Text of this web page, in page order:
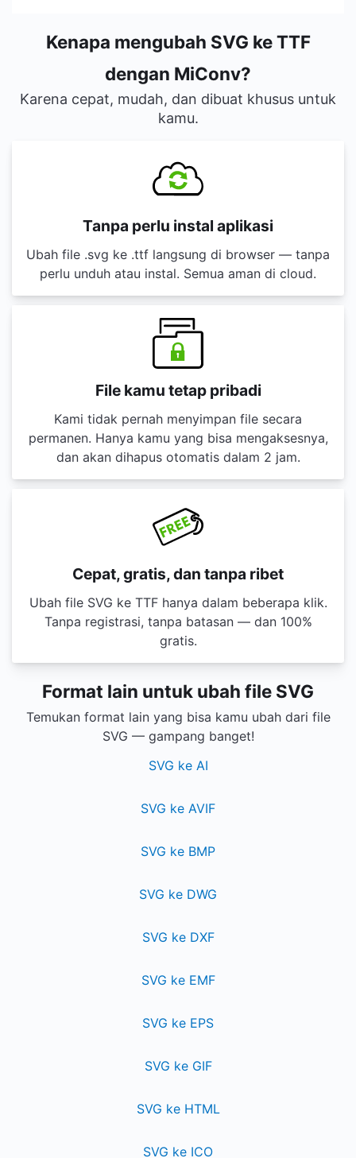
Kenapa mengubah SVG ke TTF
dengan MiConv?
Karena cepat, mudah, dan dibuat khusus untuk
kamu.
Tanpa perlu instal aplikasi
Ubah file .svg ke .ttf langsung di browser — tanpa
perlu unduh atau instal. Semua aman di cloud.
File kamu tetap pribadi
Kami tidak pernah menyimpan file secara
permanen. Hanya kamu yang bisa mengaksesnya,
dan akan dihapus otomatis dalam 2 jam.
Cepat, gratis, dan tanpa ribet
Ubah file SVG ke TTF hanya dalam beberapa klik.
Tanpa registrasi, tanpa batasan — dan 100%
gratis.
Format lain untuk ubah file SVG
Temukan format lain yang bisa kamu ubah dari file
SVG — gampang banget!
SVG ke AI
SVG ke AVIF
SVG ke BMP
SVG ke DWG
SVG ke DXF
SVG ke EMF
SVG ke EPS
SVG ke GIF
SVG ke HTML
SVG ke ICO